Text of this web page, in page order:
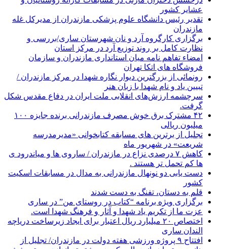
عشایر کشور
تقدیر رئیس دانشگاه علوم پزشکی مازندران از مدیرکل غله
مازندران
برگزاری کارگروه آرد و نان شهرستان ساری/بررسی و
نظارت کامل بر روند توزیع آرد در مرکز استان
امضاء تفاهم نامه میان استانداری مازندران و سازمان
فروشگاه های اتکا تهران
رونمائی از بزرگترین دیوار نگاره شهدا در مرکز مازندران /
تبیین یاد و نام شهدا با زبان هنر
سرچشمه ارزش‌های انقلابی ملت ایران در دفاع مقدس شکل
گرفت.
۴۲ مشترک برق خوش مصرف مازندرانی برنده جایزه ۱۰۰
میلیون ریالی
تجلیل از برترین های مسابقه کتابخوانی «مدیرمدرسه
شریعت» در شهریور ماه
کاهش ۷ درصدی نزاع در مازندران / ساروی ها و میاندرود ی
ها کم تحمل تر هستند‌ .
دست یابی دو نونهال مازندرانی به مدال در مسابقات اسکیت
کشور
قلم به دستان، تفنگ به دست شدند
برگزاری ویژه برنامه “کتاب در روستای من” در ساری
عزت ما از تکریم یاد شهدا و آثار و فرهنگ شهدا است.
اختصاص ۲۰ میلیارد ریال اعتبار برای ایجاد زیرساخت دریاچه
الندان ساری
افتتاح ۹ پروژه ورزشی هفته دولت در مازندران/ تجلیل از